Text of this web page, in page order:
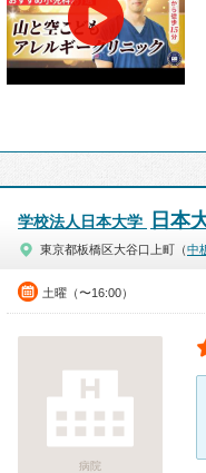
学校法人日本大学 日本
東京都板橋区大谷口上町（中
土曜（〜16:00）
病院